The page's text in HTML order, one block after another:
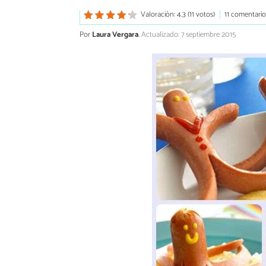
Valoración: 4.3 (11 votos)
11
PorLaura Vergara.Actualizado: 7 septiembre 2015